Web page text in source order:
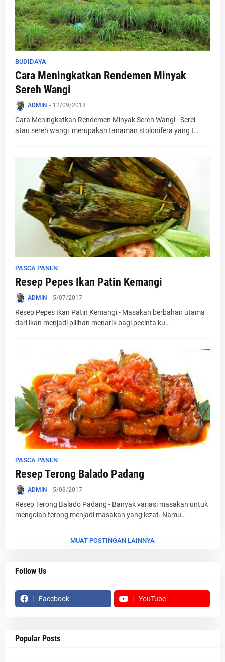
BUDIDAYA
Cara Meningkatkan Rendemen Minyak
Sereh Wangi
ADMIN - 12/09/2018
Cara Meningkatkan Rendemen Minyak Sereh Wangi - Serei
atau sereh wangi merupakan tanaman stolonifera yang t…
PASCA PANEN
Resep Pepes Ikan Patin Kemangi
ADMIN - 5/07/2017
Resep Pepes Ikan Patin Kemangi - Masakan berbahan utama
dari ikan menjadi pilihan menarik bagi pecinta ku…
PASCA PANEN
Resep Terong Balado Padang
ADMIN - 5/03/2017
Resep Terong Balado Padang - Banyak variasi masakan untuk
mengolah terong menjadi masakan yang lezat. Namu…
MUAT POSTINGAN LAINNYA
Follow Us
Facebook YouTube
Popular Posts